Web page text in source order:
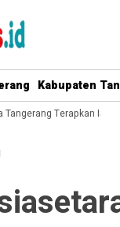
Kabupaten
Terapkan ISO